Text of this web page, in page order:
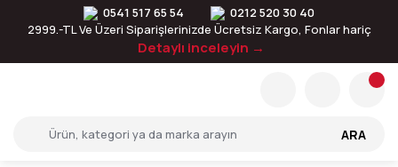
0541 517 65 54
0212 520 30 40
2999.-TL Ve Üzeri Siparişlerinizde Ücretsiz Kargo, Fonlar hariç
Detaylı inceleyin →
ARA